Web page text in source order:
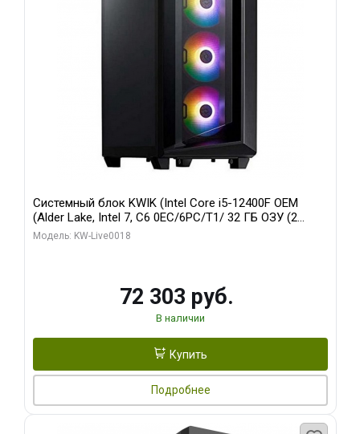
Системный блок KWIK (Intel Core i5-12400F OEM
(Alder Lake, Intel 7, C6 0EC/6PC/T1/ 32 ГБ ОЗУ (2
модуля)/ Ninja Sinotex GTX1660 SUPER 6GB GDDR6
Модель: KW-Live0018
72 303 руб.
В наличии
Купить
Подробнее